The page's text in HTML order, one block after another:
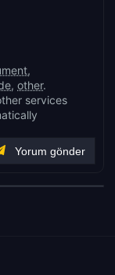
,
, other.
services